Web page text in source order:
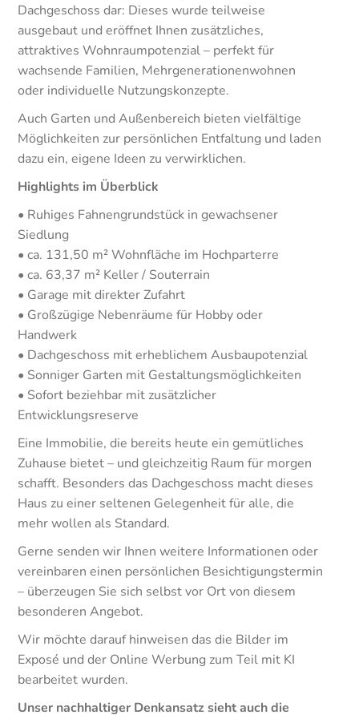
Dachgeschoss dar: Dieses wurde teilweise
ausgebaut und eröffnet Ihnen zusätzliches,
attraktives Wohnraumpotenzial – perfekt für
wachsende Familien, Mehrgenerationenwohnen
oder individuelle Nutzungskonzepte.
Auch Garten und Außenbereich bieten vielfältige
Möglichkeiten zur persönlichen Entfaltung und laden
dazu ein, eigene Ideen zu verwirklichen.
Highlights im Überblick
• Ruhiges Fahnengrundstück in gewachsener
Siedlung
• ca. 131,50 m² Wohnfläche im Hochparterre
• ca. 63,37 m² Keller / Souterrain
• Garage mit direkter Zufahrt
• Großzügige Nebenräume für Hobby oder
Handwerk
• Dachgeschoss mit erheblichem Ausbaupotenzial
• Sonniger Garten mit Gestaltungsmöglichkeiten
• Sofort beziehbar mit zusätzlicher
Entwicklungsreserve
Eine Immobilie, die bereits heute ein gemütliches
Zuhause bietet – und gleichzeitig Raum für morgen
schafft. Besonders das Dachgeschoss macht dieses
Haus zu einer seltenen Gelegenheit für alle, die
mehr wollen als Standard.
Gerne senden wir Ihnen weitere Informationen oder
vereinbaren einen persönlichen Besichtigungstermin
– überzeugen Sie sich selbst vor Ort von diesem
besonderen Angebot.
Wir möchte darauf hinweisen das die Bilder im
Exposé und der Online Werbung zum Teil mit KI
bearbeitet wurden.
Unser nachhaltiger Denkansatz sieht auch die